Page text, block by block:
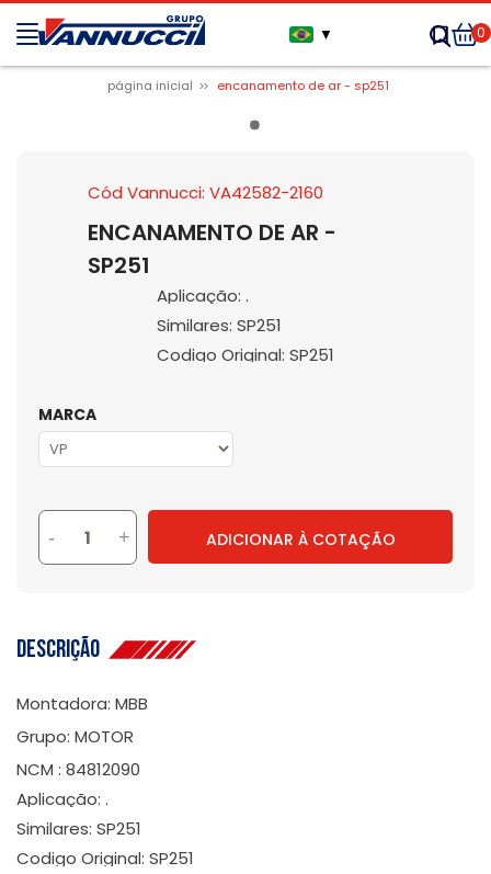
▼ 0
página inicial encanamento de ar - sp251
Cód Vannucci: VA42582-2160
ENCANAMENTO DE AR -
SP251
Aplicação: .
Similares: SP251
Codigo Original: SP251
MARCA
- + ADICIONAR À COTAÇÃO
Descrição
Montadora: MBB
Grupo: MOTOR
NCM : 84812090
Aplicação: .
Similares: SP251
Codigo Original: SP251